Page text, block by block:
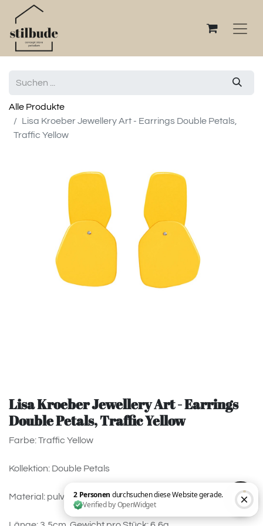
Alle Produkte
Lisa Kroeber Jewellery Art - Earrings Double Petals,
Traffic Yellow
Lisa Kroeber Jewellery Art - Earrings
Double Petals, Traffic Yellow
Farbe: Traffic Yellow
Kollektion: Double Petals
Material: pulverbeschichtetes Messing, 925 Silver.